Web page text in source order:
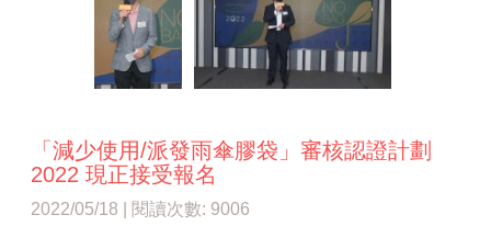
「減少使用/派發雨傘膠袋」審核認證計劃
2022 現正接受報名
2022/05/18 | 閱讀次數: 9006